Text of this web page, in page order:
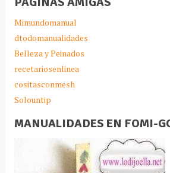
Mimundomanual
dtodomanualidades
Belleza y Peinados
recetariosenlinea
cositasconmesh
Solountip
MANUALIDADES EN FOMI-